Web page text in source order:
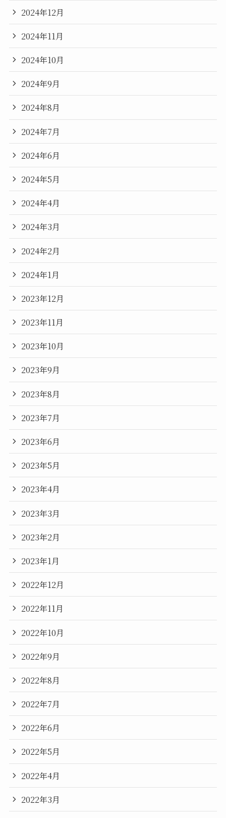
2024年12月
2024年11月
2024年10月
2024年9月
2024年8月
2024年7月
2024年6月
2024年5月
2024年4月
2024年3月
2024年2月
2024年1月
2023年12月
2023年11月
2023年10月
2023年9月
2023年8月
2023年7月
2023年6月
2023年5月
2023年4月
2023年3月
2023年2月
2023年1月
2022年12月
2022年11月
2022年10月
2022年9月
2022年8月
2022年7月
2022年6月
2022年5月
2022年4月
2022年3月